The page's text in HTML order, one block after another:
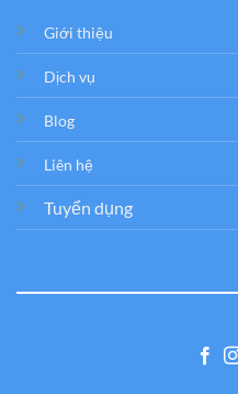
Giới thiệu
Dịch vụ
Blog
Liên hệ
Tuyển dụng